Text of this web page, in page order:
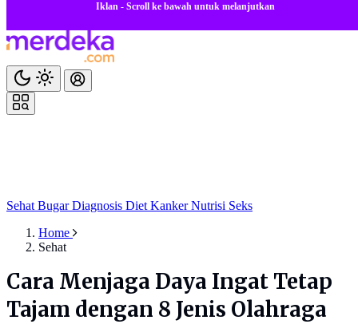
Iklan - Scroll ke bawah untuk melanjutkan
Sehat BugarDiagnosis Diet KankerNutrisi Seks
Home
Sehat
Cara Menjaga Daya Ingat Tetap
Tajam dengan 8 Jenis Olahraga